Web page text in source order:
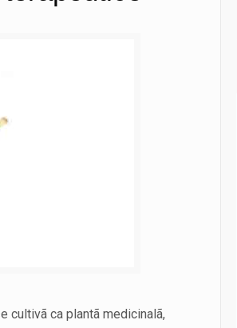
cultivã ca plantã medicinalã,